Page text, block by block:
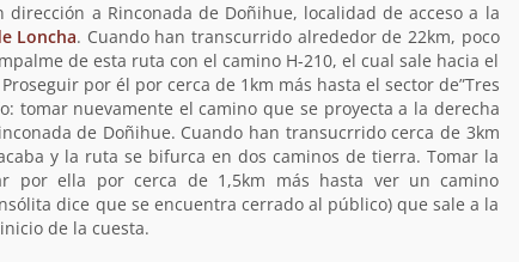
dirección a Rinconada de Doñihue, localidad de acceso a la
Loncha. Cuando han transcurrido alrededor de 22km, poco
de esta ruta con el camino H-210, el cual sale hacia el
por él por cerca de 1km más hasta el sector de”Tres
tomar nuevamente el camino que se proyecta a la derecha
de Doñihue. Cuando han transucrrido cerca de 3km
y la ruta se bifurca en dos caminos de tierra. Tomar la
por ella por cerca de 1,5km más hasta ver un camino
dice que se encuentra cerrado al público) que sale a la
de la cuesta.